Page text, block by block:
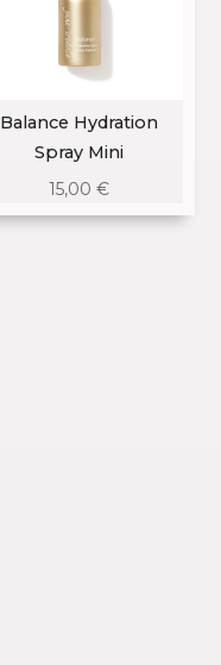
Balance Hydration
Spray Mini
15,00€